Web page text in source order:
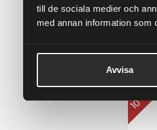
till de sociala medier och
med annan information som
Avvisa
1 616
10 %